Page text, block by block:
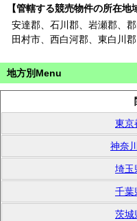
【管轄する競売物件の所在地
安達郡、石川郡、岩瀬郡、
田村市、西白河郡、東白川
地方別Menu
東京
神奈
埼玉
千葉
茨城